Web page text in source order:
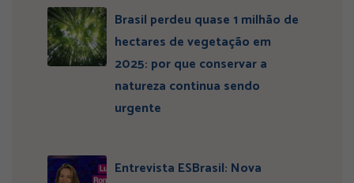
Brasil perdeu quase 1 milhão de
hectares de vegetação em
2025: por que conservar a
natureza continua sendo
urgente
Entrevista ESBrasil: Nova